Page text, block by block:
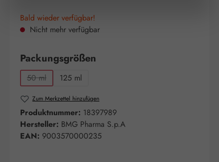
Bald wieder verfügbar!
Nicht mehr verfügbar
Packungsgrößen
50 ml
(Diese Option ist zurzeit nicht verfügbar.)
125 ml
Zum Merkzettel hinzufügen
Produktnummer: 18397989
Hersteller: BMG Pharma S.p.A
EAN: 9003570000235